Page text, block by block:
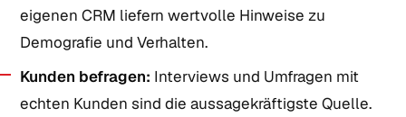
eigenen CRM liefern wertvolle Hinweise zu
Demografie und Verhalten.
Kunden befragen: Interviews und Umfragen mit
echten Kunden sind die aussagekräftigste Quelle.